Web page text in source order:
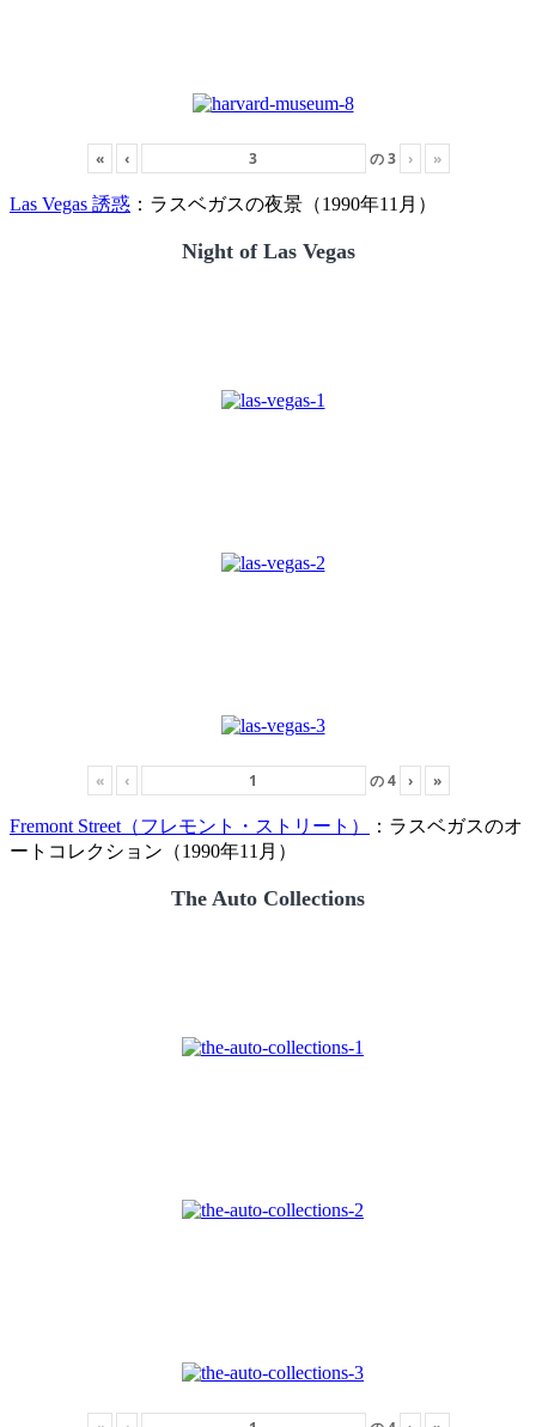
« ‹ の3 › »
Las Vegas 誘惑 ：ラスベガスの夜景（1990年11月）
Night of Las Vegas
« ‹ の4 › »
Fremont Street（フレモント・ストリート）
：ラスベガスのオ
ートコレクション（1990年11月）
The Auto Collections